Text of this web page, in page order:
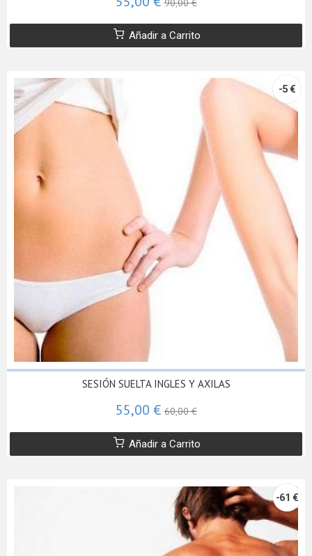
Añadir a Carrito
-5 €
SESIÓN SUELTA INGLES Y AXILAS
55,00 €60,00 €
Añadir a Carrito
-61 €